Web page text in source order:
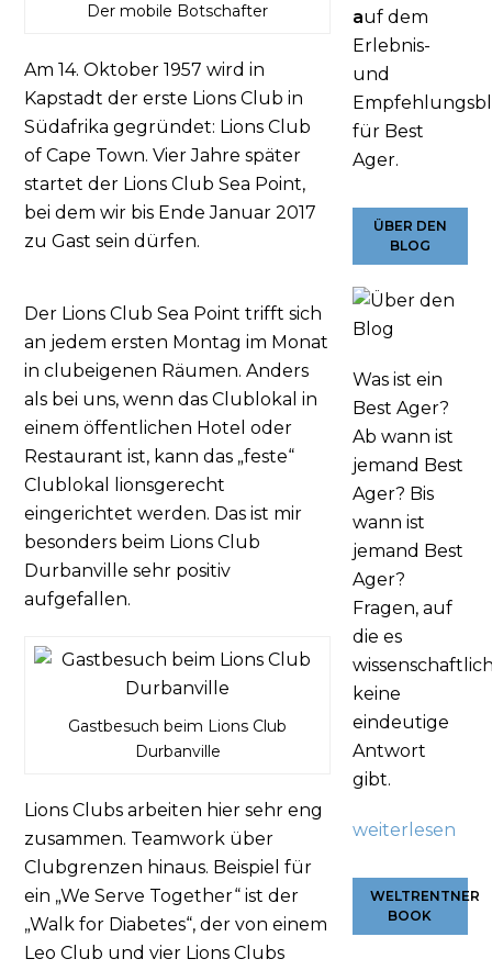
Der mobile Botschafter
Am 14. Oktober 1957 wird in
Kapstadt der erste Lions Club in
Südafrika gegründet: Lions Club
of Cape Town. Vier Jahre später
startet der Lions Club Sea Point,
bei dem wir bis Ende Januar 2017
zu Gast sein dürfen.
Der Lions Club Sea Point trifft sich
an jedem ersten Montag im Monat
in clubeigenen Räumen. Anders
als bei uns, wenn das Clublokal in
einem öffentlichen Hotel oder
Restaurant ist, kann das „feste“
Clublokal lionsgerecht
eingerichtet werden. Das ist mir
besonders beim Lions Club
Durbanville sehr positiv
aufgefallen.
Gastbesuch beim Lions Club
Durbanville
Lions Clubs arbeiten hier sehr eng
zusammen. Teamwork über
Clubgrenzen hinaus. Beispiel für
ein „We Serve Together“ ist der
„Walk for Diabetes“, der von einem
Leo Club und vier Lions Clubs
auf dem
Erlebnis-
und
für Best
Ager.
ÜBER DEN
BLOG
Was ist ein
Best Ager?
Ab wann ist
jemand Best
Ager? Bis
wann ist
jemand Best
Ager?
Fragen, auf
die es
keine
eindeutige
Antwort
gibt.
weiterlesen
WELTRENTNER
BOOK